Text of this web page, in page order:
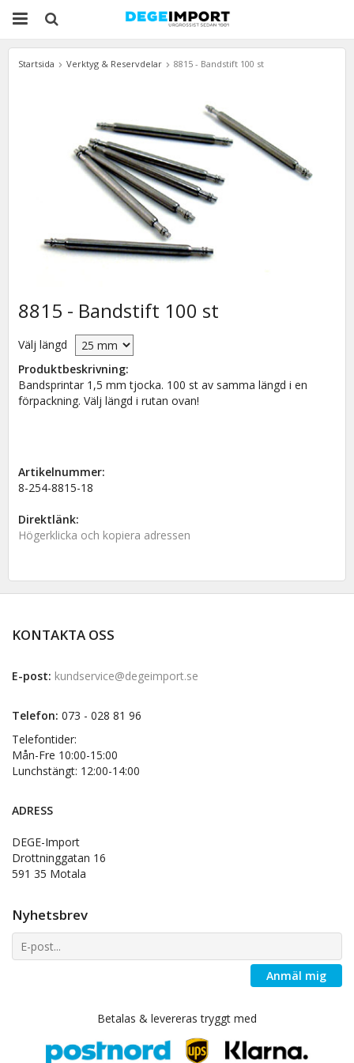
Startsida Verktyg & Reservdelar 8815 - Bandstift 100 st
8815 - Bandstift 100 st
Välj längd
Produktbeskrivning:
Bandsprintar 1,5 mm tjocka. 100 st av samma längd i en
förpackning. Välj längd i rutan ovan!
Artikelnummer:
8-254-8815-18
Direktlänk:
Högerklicka och kopiera adressen
KONTAKTA OSS
E-post: kundservice@degeimport.se
Telefon: 073 - 028 81 96
Telefontider:
Mån-Fre 10:00-15:00
Lunchstängt: 12:00-14:00
ADRESS
DEGE-Import
Drottninggatan 16
591 35 Motala
Nyhetsbrev
Anmäl mig
Betalas & levereras tryggt med